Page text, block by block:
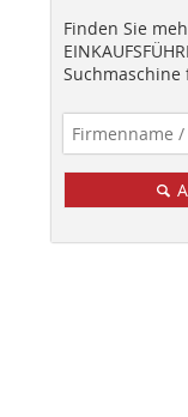
Finden Sie